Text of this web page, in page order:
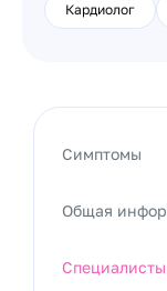
Кардиолог
Симптомы
Общая